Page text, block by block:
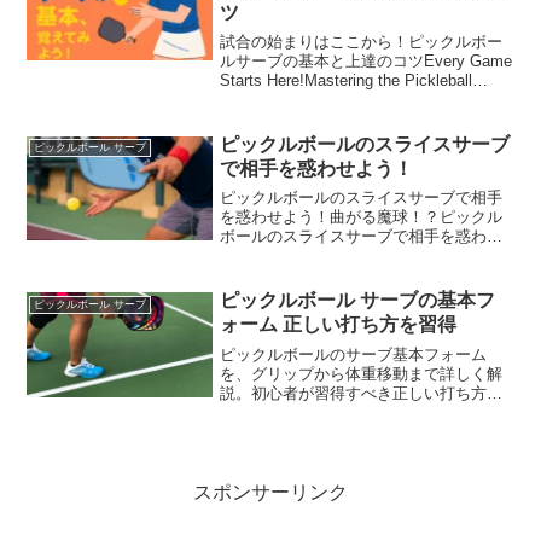
ツ
試合の始まりはここから！ピックルボー
ルサーブの基本と上達のコツEvery Game
Starts Here!Mastering the Pickleball
ピックルボール サーブ
ピックルボールのスライスサーブ
で相手を惑わせよう！
ピックルボールのスライスサーブで相手
を惑わせよう！曲がる魔球！？ピックル
ボールのスライスサーブで相手を惑わせ
ックルボールのスライスサーブ。 ボール
に回転をかけて、相手の...
ピックルボール サーブ
ピックルボール サーブの基本フ
ォーム 正しい打ち方を習得
ピックルボールのサーブ基本フォーム
を、グリップから体重移動まで詳しく解
説。初心者が習得すべき正しい打ち方と
スポンサーリンク